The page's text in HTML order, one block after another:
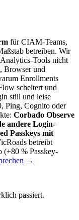
für CIAM-Teams,
betreiben. Wir
Tools nicht
Browser und
Enrollments
scheitert und
still und leise
Ping, Cognito oder
Corbado Observe
andere Login-
Passkeys mit
betreibt
(+80 % Passkey-
→
passiert.